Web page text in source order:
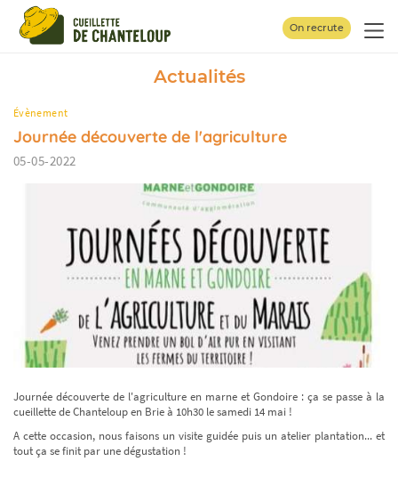
On recrute
Actualités
Évènement
Journée découverte de l'agriculture
05-05-2022
Journée découverte de l'agriculture en marne et Gondoire : ça se passe à la
cueillette de Chanteloup en Brie à 10h30 le samedi 14 mai !
A cette occasion, nous faisons un visite guidée puis un atelier plantation... et
tout ça se finit par une dégustation !
Panneau de gestion des cookies